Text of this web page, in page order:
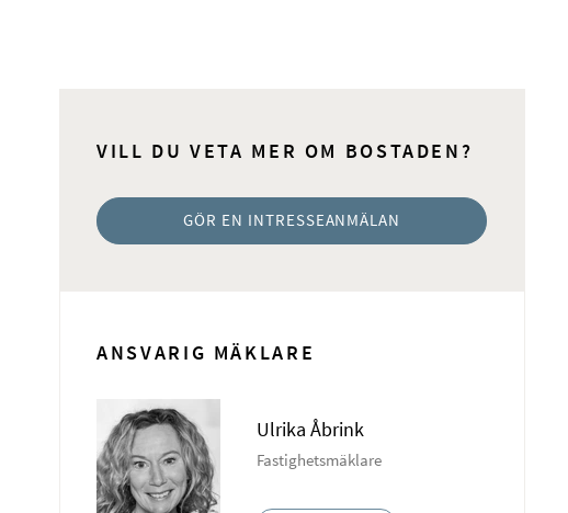
VILL DU VETA MER OM BOSTADEN?
GÖR EN INTRESSEANMÄLAN
ANSVARIG MÄKLARE
Ulrika Åbrink
Fastighetsmäklare